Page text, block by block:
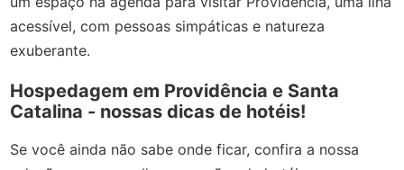
acessível, com pessoas simpáticas e natureza
exuberante.
Hospedagem em Providência e Santa
Catalina - nossas dicas de hotéis!
Se você ainda não sabe onde ficar, confira a nossa